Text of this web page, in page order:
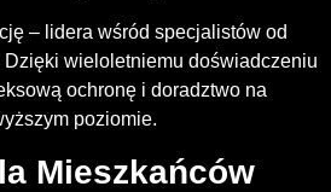
– lidera wśród specjalistów od
wieloletniemu doświadczeniu
ochronę i doradztwo na
poziomie.
Mieszkańców